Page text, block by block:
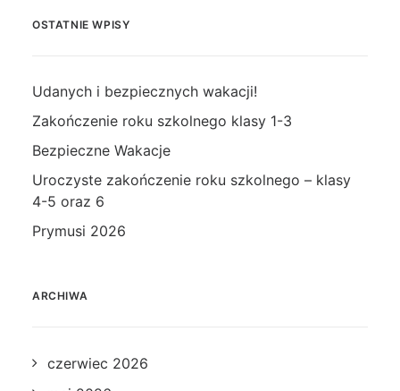
OSTATNIE WPISY
Udanych i bezpiecznych wakacji!
Zakończenie roku szkolnego klasy 1-3
Bezpieczne Wakacje
Uroczyste zakończenie roku szkolnego – klasy
4-5 oraz 6
Prymusi 2026
ARCHIWA
czerwiec 2026